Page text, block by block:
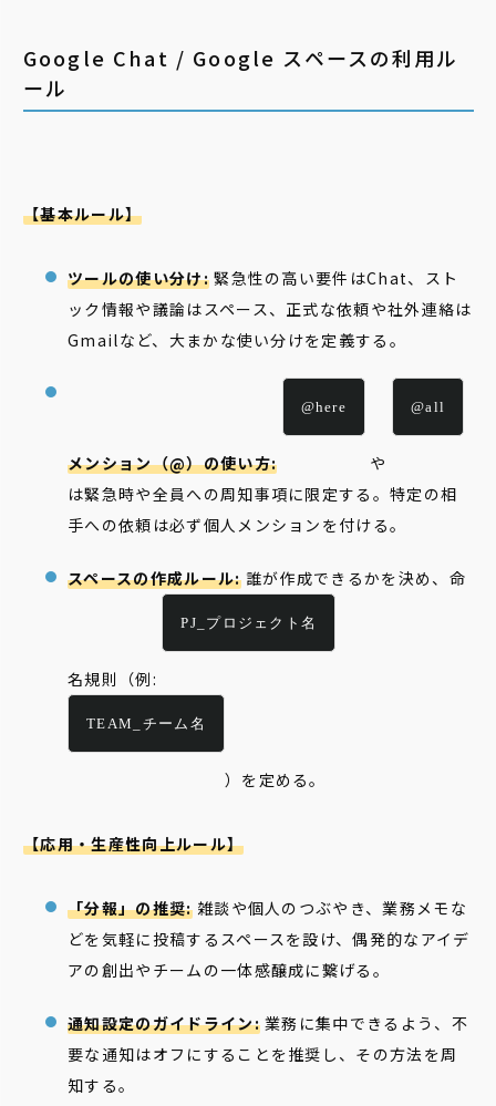
Google Chat / Google スペースの利用ル
ール
【基本ルール】
ツールの使い分け:緊急性の高い要件はChat、スト
ック情報や議論はスペース、正式な依頼や社外連絡は
Gmailなど、大まかな使い分けを定義する。
メンション（@）の使い方:
@here
や
@all
は緊急時や全員への周知事項に限定する。特定の相
手への依頼は必ず個人メンションを付ける。
スペースの作成ルール:誰が作成できるかを決め、命
名規則（例:
PJ_プロジェクト名
TEAM_チーム名
）を定める。
【応用・生産性向上ルール】
「分報」の推奨:雑談や個人のつぶやき、業務メモな
どを気軽に投稿するスペースを設け、偶発的なアイデ
アの創出やチームの一体感醸成に繋げる。
通知設定のガイドライン:業務に集中できるよう、不
要な通知はオフにすることを推奨し、その方法を周
知する。